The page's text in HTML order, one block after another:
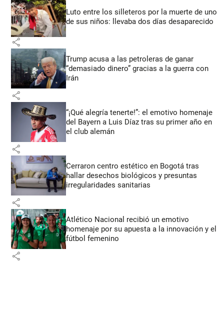
Luto entre los silleteros por la muerte de uno
de sus niños: llevaba dos días desaparecido
share
Trump acusa a las petroleras de ganar
“demasiado dinero” gracias a la guerra con
Irán
share
“¡Qué alegría tenerte!”: el emotivo homenaje
del Bayern a Luis Díaz tras su primer año en
el club alemán
share
Cerraron centro estético en Bogotá tras
hallar desechos biológicos y presuntas
irregularidades sanitarias
share
Atlético Nacional recibió un emotivo
homenaje por su apuesta a la innovación y el
fútbol femenino
share